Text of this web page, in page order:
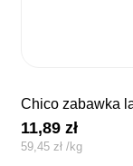
chico zabawka
11,89zł
59,45zł /kg